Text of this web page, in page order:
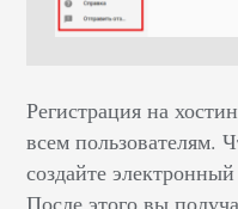
Регистрация на
всем пользователям.
создайте